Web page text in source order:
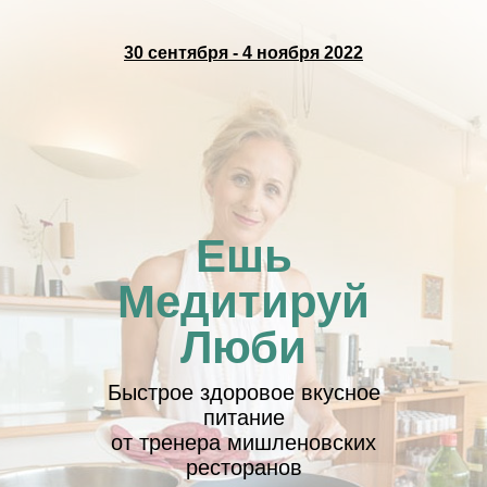
Ешь
Медитируй
Люби
30 сентября - 4 ноября 2022
Быстрое здоровое вкусное
питание
от тренера мишленовских
ресторанов